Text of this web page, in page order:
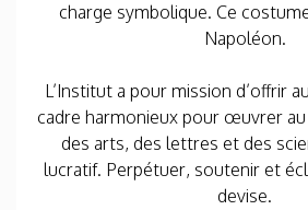
charge symbolique. Ce
Napoléon.
L’Institut a pour mission d’offrir
cadre harmonieux pour œuvrer
des arts, des lettres et des
lucratif. Perpétuer, soutenir et
devise.